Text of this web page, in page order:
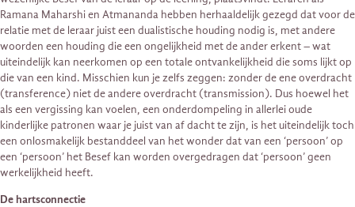
Ramana Maharshi en Atmananda hebben herhaaldelijk gezegd dat voor de
relatie met de leraar juist een dualistische houding nodig is, met andere
woorden een houding die een ongelijkheid met de ander erkent – wat
uiteindelijk kan neerkomen op een totale ontvankelijkheid die soms lijkt op
die van een kind. Misschien kun je zelfs zeggen: zonder de ene overdracht
(transference) niet de andere overdracht (transmission). Dus hoewel het
als een vergissing kan voelen, een onderdompeling in allerlei oude
kinderlijke patronen waar je juist van af dacht te zijn, is het uiteindelijk toch
een onlosmakelijk bestanddeel van het wonder dat van een ‘persoon’ op
een ‘persoon’ het Besef kan worden overgedragen dat ‘persoon’ geen
werkelijkheid heeft.
De hartsconnectie